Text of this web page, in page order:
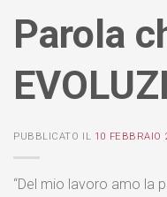
Parola
PUBBLICATO IL 10 FEBBRAIO
“Del mio lavoro amo la